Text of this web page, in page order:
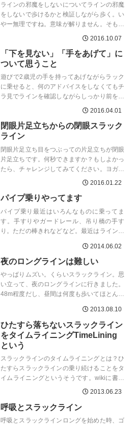
ラインの邪魔をしないについてラインの邪魔
をしないで歩けるかと検証しながら歩く。い
やー無理ですね。意味が解りません。そもそ
も邪魔をしないのならラインから降りるべき
2016.10.07
「下を見ない」「手をあげて」に
ついて思うこと
遊びで2歳児の手を持ってあげながらラック
に乗せると、何のアドバイスをしなくてもチ
ラ見でラインを確認しながらしっかり前を向
いて歩こうとする。8歳の長男は、何かアド
2016.04.01
閉眼片足立ちからの閉眼スラック
ライン
閉眼片足立ち目をつぶっての片足立ちが閉眼
片足立ちです。何秒できますか？もしよかっ
たら、チャレンジしてみてください。ヨガの
ポーズのように、上げた足を軸足につけるの
2016.01.22
パイプ乗りやってます
パイプ乗り最近はいろんなものに乗ってま
す。手すりやガードレール、吊り橋の手す
り。ただの棒きれなどなど。最近はライン張
2014.06.02
夜のロングラインは難しい
やっぱりムズい。くらいスラックライン。思
い立って、夜のロングラインに行きました。
48m程度だし、昼間は何度も歩いてほとんど
2013.08.10
ひたすら落ちないスラックライン
をタイムライニングTimeLining
という
スラックラインのタイムライニングとは？ひ
たすらスラックラインの乗り続けることをタ
イムライニングというそうです。wikiに書か
れていました。First category is cal...
2013.06.23
呼吸とスラックライン
呼吸とスラックラインロングを始めた時、ゴ